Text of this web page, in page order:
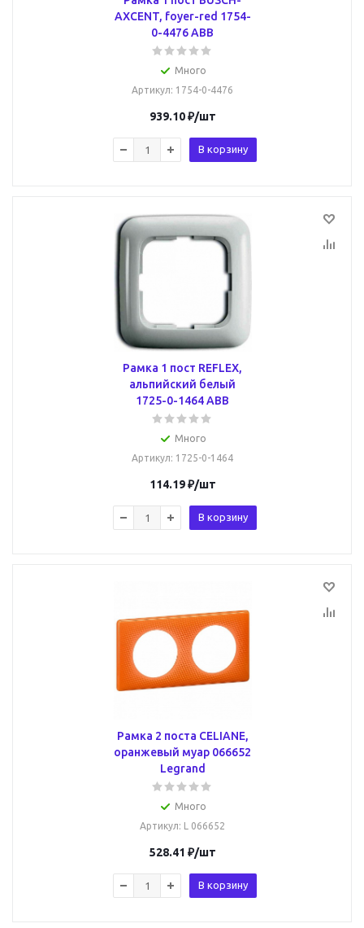
AXCENT, foyer-red 1754-
0-4476 ABB
Много
Артикул: 1754-0-4476
939.10₽/шт
В корзину
Рамка 1 пост REFLEX,
альпийский белый
1725-0-1464 ABB
Много
Артикул: 1725-0-1464
114.19₽/шт
В корзину
Рамка 2 поста CELIANE,
оранжевый муар 066652
Legrand
Много
Артикул: L 066652
528.41 ₽/шт
В корзину